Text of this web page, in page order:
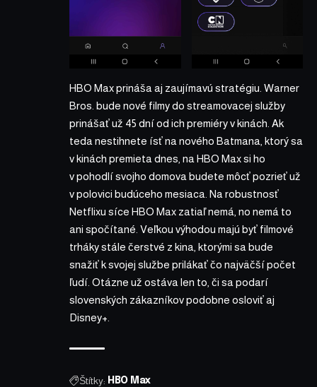
HBO Max prináša aj zaujímavú stratégiu. Warner
Bros. bude nové filmy do streamovacej služby
prinášať už 45 dní od ich premiéry v kinách. Ak
teda nestihnete ísť na nového Batmana, ktorý sa
v kinách premieta dnes, na HBO Max si ho
v pohodlí svojho domova budete môcť pozrieť už
v polovici budúceho mesiaca. Na robustnosť
Netflixu síce HBO Max zatiaľ nemá, no nemá to
ani spočítané. Veľkou výhodou majú byť filmové
trháky stále čerstvé z kina, ktorými sa bude
snažiť k svojej službe prilákať čo najväčší počet
ľudí. Otázne už ostáva len to, či sa podarí
slovenských zákazníkov podobne osloviť aj
Disney+.
Štítky: HBO Max